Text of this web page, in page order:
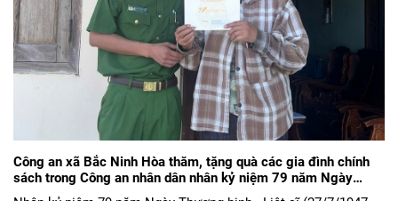
Công an xã Bắc Ninh Hòa thăm, tặng quà các gia đình chính
sách trong Công an nhân dân nhân kỷ niệm 79 năm Ngày
Thương binh - Liệt sĩ